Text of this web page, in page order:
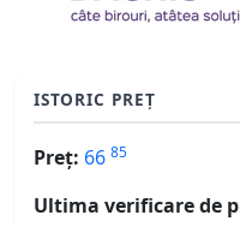
ISTORIC PREȚ
Preț: 66 85
Ultima verificare de